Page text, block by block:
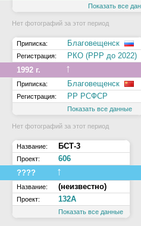
Показать все
Нет фотографий за этот период
Приписка: Благовещенск
Регистрация:
РКО (РРР до 2022)
1992 г. ↑
Приписка: Благовещенск
Регистрация: РР РСФСР
Показать все данные
Нет фотографий за этот период
Название: БСТ-3
Проект:
606
???? ↑
Название: (неизвестно)
Проект: 132А
Показать все данные